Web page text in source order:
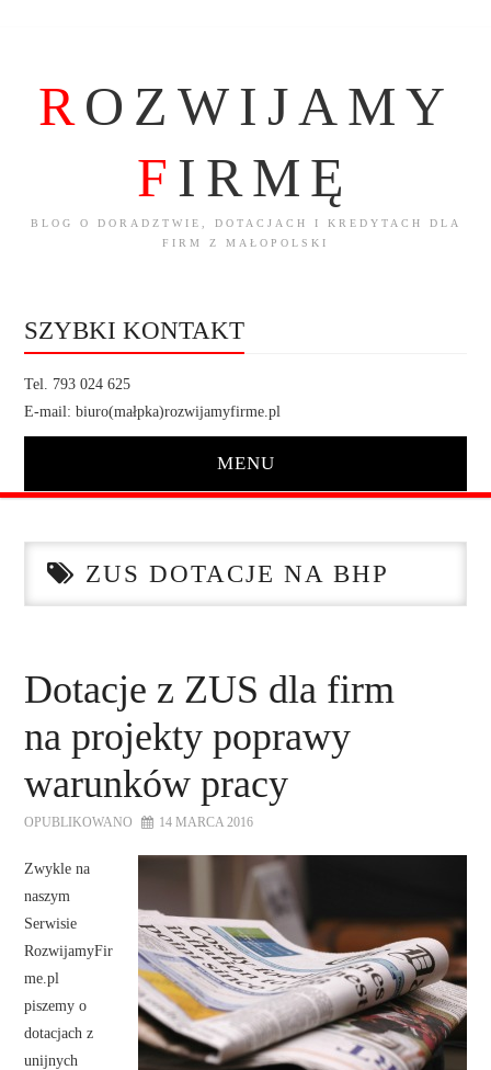
ROZWIJAMY
F IRMĘ
BLOG O DORADZTWIE, DOTACJACH I KREDYTACH DLA
FIRM Z MAŁOPOLSKI
SZYBKI KONTAKT
Tel. 793 024 625
E-mail: biuro(małpka)rozwijamyfirme.pl
MENU
O NAS
SZKOLENIA
KONTAKT
ZUS DOTACJE NA BHP
Dotacje z ZUS dla firm
na projekty poprawy
warunków pracy
OPUBLIKOWANO 14 MARCA 2016
Zwykle na
naszym
Serwisie
RozwijamyFir
me.pl
piszemy o
dotacjach z
unijnych